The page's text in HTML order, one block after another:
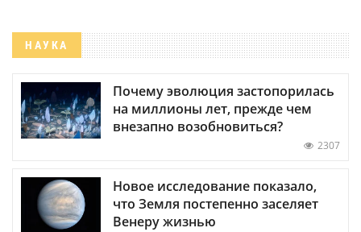
НАУКА
Почему эволюция застопорилась
на миллионы лет, прежде чем
внезапно возобновиться?
2307
Новое исследование показало,
что Земля постепенно заселяет
Венеру жизнью